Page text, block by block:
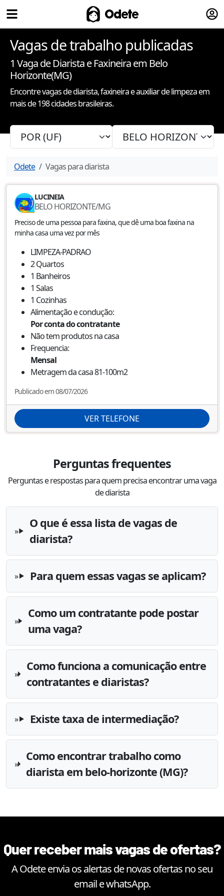
Odete
Vagas de trabalho publicadas
1 Vaga de Diarista e Faxineiraem Belo
Horizonte(MG)
Encontre vagas de diarista, faxineira e auxiliar de limpeza em
mais de 198 cidades brasileiras.
Odete Vagas para diarista
LUCINEIA
BELO HORIZONTE/MG
Preciso de uma pessoa para faxina, que dê uma boa faxina na
minha casa uma vez por mês
LIMPEZA-PADRAO
2Quartos
1 Banheiros
1 Salas
1 Cozinhas
Alimentação e condução:
Por conta do contratante
Não tem produtos na casa
Frequencia:
Mensal
Metragem da casa81-100m2
Publicado em 08/07/2026
VER TELEFONE
Perguntas frequentes
Perguntas e respostas para quem precisa encontrar uma vaga
de diarista
O que é essa lista de vagas de
diarista?
Para quem essas vagas se aplicam?
Como um contratante pode postar
uma vaga?
Como funciona a comunicação entre
contratantes e diaristas?
Existe taxa de intermediação?
Como encontrar trabalho como
diarista em belo-horizonte (MG)?
Quer receber mais vagas de ofertas?
A Odete envia os alertas de novas ofertas no seu
email e whatsApp.